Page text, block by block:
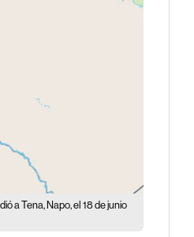
a Tena, Napo, el 18 de junio